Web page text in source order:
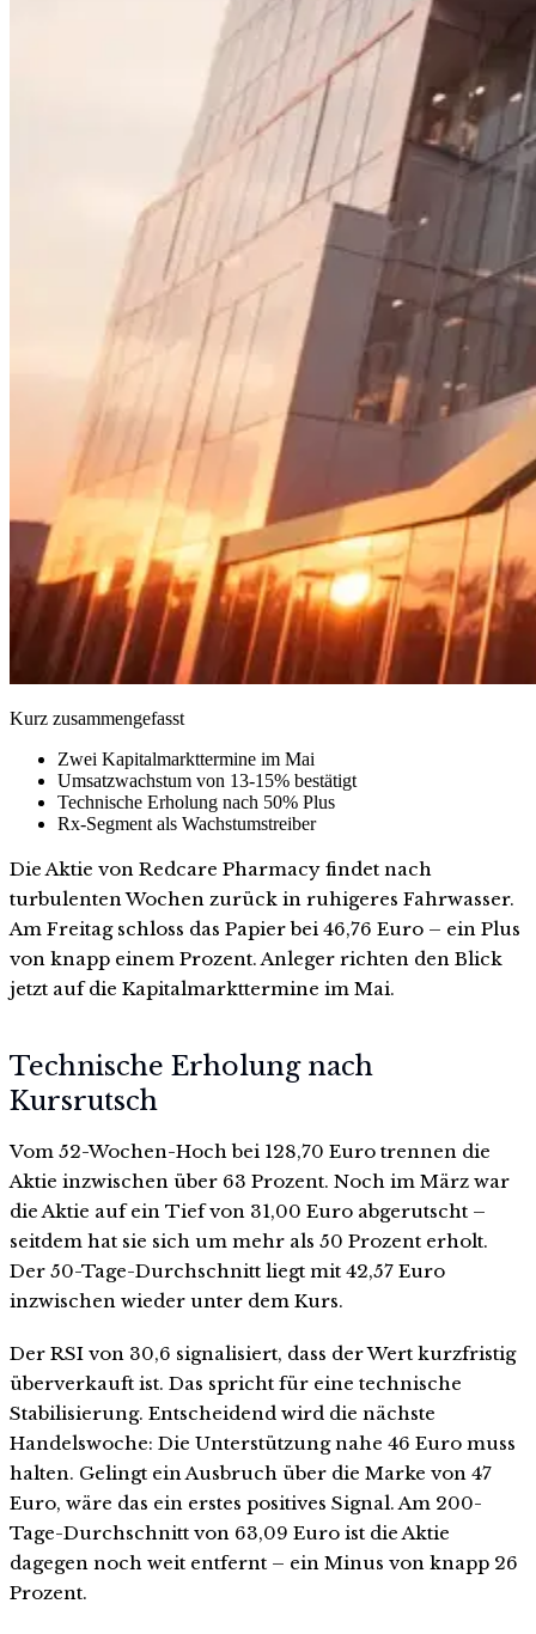
Kurz zusammengefasst
Zwei Kapitalmarkttermine im Mai
Umsatzwachstum von 13-15% bestätigt
Technische Erholung nach 50% Plus
Rx-Segment als Wachstumstreiber
Die Aktie von Redcare Pharmacy findet nach
turbulenten Wochen zurück in ruhigeres Fahrwasser.
Am Freitag schloss das Papier bei 46,76 Euro – ein Plus
von knapp einem Prozent. Anleger richten den Blick
jetzt auf die Kapitalmarkttermine im Mai.
Technische Erholung nach
Kursrutsch
Vom 52-Wochen-Hoch bei 128,70 Euro trennen die
Aktie inzwischen über 63 Prozent. Noch im März war
die Aktie auf ein Tief von 31,00 Euro abgerutscht –
seitdem hat sie sich um mehr als 50 Prozent erholt.
Der 50-Tage-Durchschnitt liegt mit 42,57 Euro
inzwischen wieder unter dem Kurs.
Der RSI von 30,6 signalisiert, dass der Wert kurzfristig
überverkauft ist. Das spricht für eine technische
Stabilisierung. Entscheidend wird die nächste
Handelswoche: Die Unterstützung nahe 46 Euro muss
halten. Gelingt ein Ausbruch über die Marke von 47
Euro, wäre das ein erstes positives Signal. Am 200-
Tage-Durchschnitt von 63,09 Euro ist die Aktie
dagegen noch weit entfernt – ein Minus von knapp 26
Prozent.